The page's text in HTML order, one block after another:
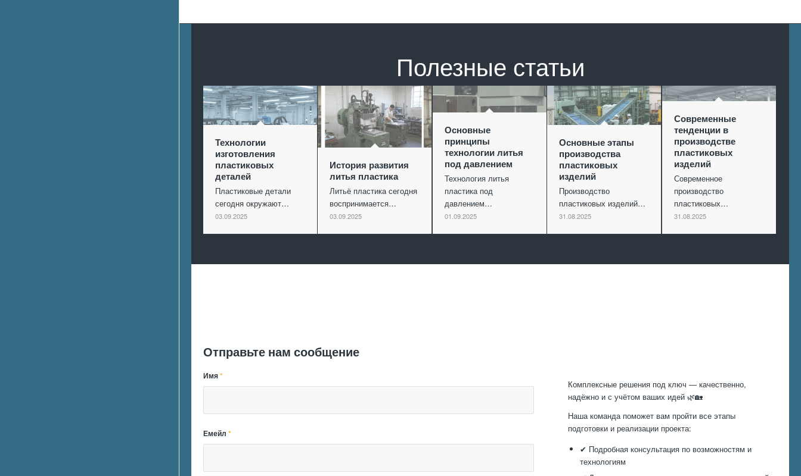
Полезные статьи
Технологии
изготовления
пластиковых
деталей
Пластиковые детали
сегодня окружают…
03.09.2025
История развития
литья пластика
Литьё пластика сегодня
воспринимается…
03.09.2025
Основные
принципы
технологии литья
под давлением
Технология литья
пластика под
давлением…
01.09.2025
Основные этапы
производства
пластиковых
изделий
Производство
пластиковых изделий…
31.08.2025
Современные
тенденции в
производстве
пластиковых
изделий
Современное
производство
пластиковых…
31.08.2025
Отправьте нам сообщение
Имя*
Емейл *
Комплексные решения под ключ — качественно,
надёжно и с учётом ваших идей 🌿🏡
Наша команда поможет вам пройти все этапы
подготовки и реализации проекта:
✔ Подробная консультация по возможностям и
технологиям